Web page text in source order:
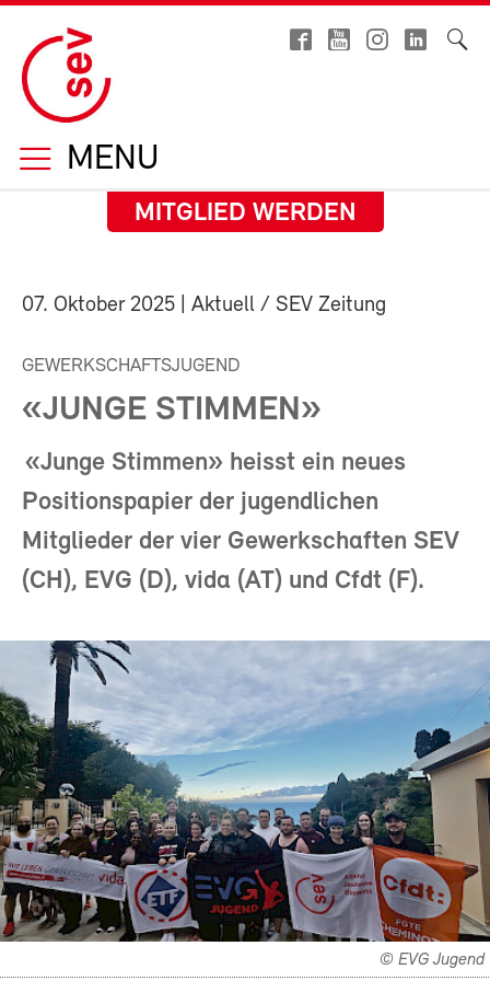
MENU
MITGLIED WERDEN
07. Oktober 2025 | Aktuell / SEV Zeitung
GEWERKSCHAFTSJUGEND
«JUNGE STIMMEN»
«Junge Stimmen» heisst ein neues
Positionspapier der jugendlichen
Mitglieder der vier Gewerkschaften SEV
(CH), EVG (D), vida (AT) und Cfdt (F).
© EVG Jugend